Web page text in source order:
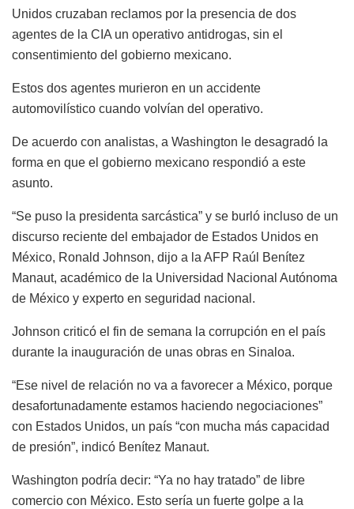
Unidos cruzaban reclamos por la presencia de dos
agentes de la CIA un operativo antidrogas, sin el
consentimiento del gobierno mexicano.
Estos dos agentes murieron en un accidente
automovilístico cuando volvían del operativo.
De acuerdo con analistas, a Washington le desagradó la
forma en que el gobierno mexicano respondió a este
asunto.
“Se puso la presidenta sarcástica” y se burló incluso de un
discurso reciente del embajador de Estados Unidos en
México, Ronald Johnson, dijo a la AFP Raúl Benítez
Manaut, académico de la Universidad Nacional Autónoma
de México y experto en seguridad nacional.
Johnson criticó el fin de semana la corrupción en el país
durante la inauguración de unas obras en Sinaloa.
“Ese nivel de relación no va a favorecer a México, porque
desafortunadamente estamos haciendo negociaciones”
con Estados Unidos, un país “con mucha más capacidad
de presión”, indicó Benítez Manaut.
Washington podría decir: “Ya no hay tratado” de libre
comercio con México. Esto sería un fuerte golpe a la